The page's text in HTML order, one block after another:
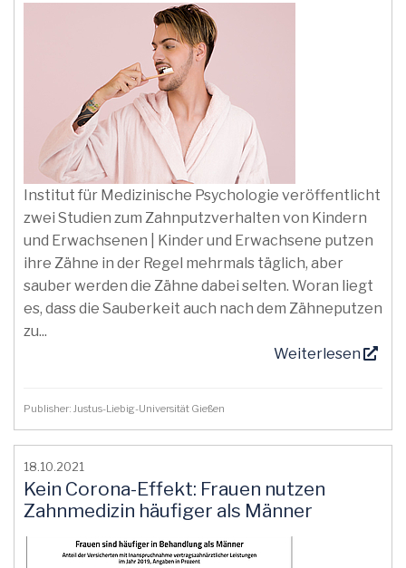
Institut für Medizinische Psychologie veröffentlicht
zwei Studien zum Zahnputzverhalten von Kindern
und Erwachsenen | Kinder und Erwachsene putzen
ihre Zähne in der Regel mehrmals täglich, aber
sauber werden die Zähne dabei selten. Woran liegt
es, dass die Sauberkeit auch nach dem Zähneputzen
zu...
Weiterlesen
Publisher: Justus-Liebig-Universität Gießen
18.10.2021
Kein Corona-Effekt: Frauen nutzen
Zahnmedizin häufiger als Männer